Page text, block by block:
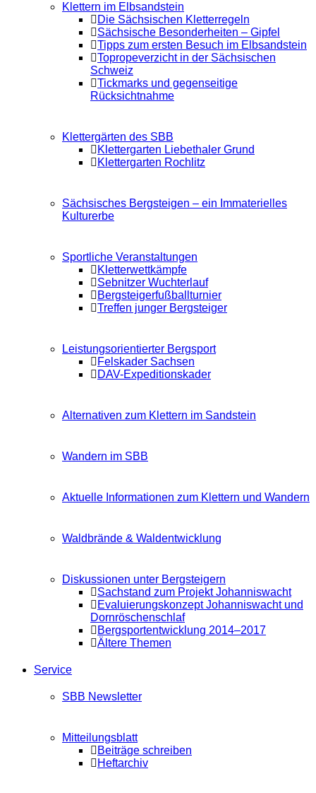
Klettern im Elbsandstein
Die Sächsischen Kletterregeln
Sächsische Besonderheiten – Gipfel
Tipps zum ersten Besuch im Elbsandstein
Topropeverzicht in der Sächsischen
Schweiz
Tickmarks und gegenseitige
Rücksichtnahme
Klettergärten des SBB
Klettergarten Liebethaler Grund
Klettergarten Rochlitz
Sächsisches Bergsteigen – ein Immaterielles
Kulturerbe
Sportliche Veranstaltungen
Kletterwettkämpfe
Sebnitzer Wuchterlauf
Bergsteigerfußballturnier
Treffen junger Bergsteiger
Leistungsorientierter Bergsport
Felskader Sachsen
DAV-Expeditionskader
Alternativen zum Klettern im Sandstein
Wandern im SBB
Aktuelle Informationen zum Klettern und Wandern
Waldbrände & Waldentwicklung
Diskussionen unter Bergsteigern
Sachstand zum Projekt Johanniswacht
Evaluierungskonzept Johanniswacht und
Dornröschenschlaf
Bergsportentwicklung 2014–2017
Ältere Themen
Service
SBB Newsletter
Mitteilungsblatt
Beiträge schreiben
Heftarchiv